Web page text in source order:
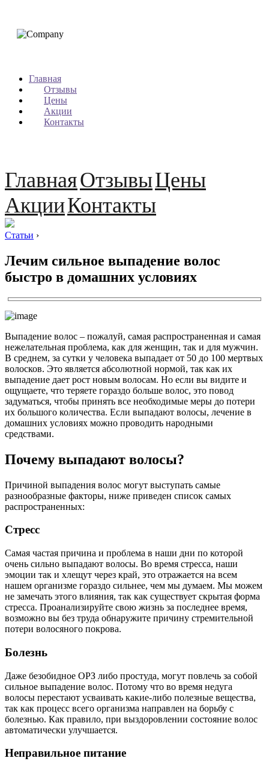
Главная
Отзывы
Цены
Акции
Контакты
ГлавнаяОтзывыЦены
АкцииКонтакты
Статьи ›
Лечим сильное выпадение волос
быстро в домашних условиях
Выпадение волос – пожалуй, самая распространенная и самая
нежелательная проблема, как для женщин, так и для мужчин.
В среднем, за сутки у человека выпадает от 50 до 100 мертвых
волосков. Это является абсолютной нормой, так как их
выпадение дает рост новым волосам. Но если вы видите и
ощущаете, что теряете гораздо больше волос, это повод
задуматься, чтобы принять все необходимые меры до потери
их большого количества. Если выпадают волосы, лечение в
домашних условиях можно проводить народными
средствами.
Почему выпадают волосы?
Причиной выпадения волос могут выступать самые
разнообразные факторы, ниже приведен список самых
распространенных:
Стресс
Самая частая причина и проблема в наши дни по которой
очень сильно выпадают волосы. Во время стресса, наши
эмоции так и хлещут через край, это отражается на всем
нашем организме гораздо сильнее, чем мы думаем. Мы можем
не замечать этого влияния, так как существует скрытая форма
стресса. Проанализируйте свою жизнь за последнее время,
возможно вы без труда обнаружите причину стремительной
потери волосяного покрова.
Болезнь
Даже безобидное ОРЗ либо простуда, могут повлечь за собой
сильное выпадение волос. Потому что во время недуга
волосы перестают усваивать какие-либо полезные вещества,
так как процесс всего организма направлен на борьбу с
болезнью. Как правило, при выздоровлении состояние волос
автоматически улучшается.
Неправильное питание